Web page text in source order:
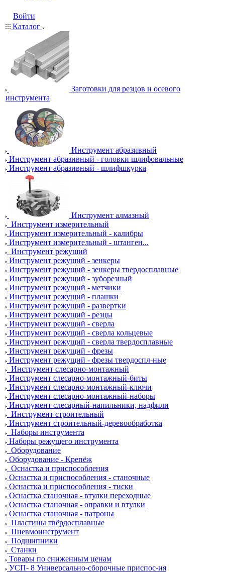
Войти
Каталог
Заготовки для резцов и осевого
инструмента
Инструмент абразивный
Инструмент абразивный - головки шлифовальные
Инструмент абразивный - шлифшкурка
Инструмент алмазный
Инструмент измерительный
Инструмент измерительный - калибры
Инструмент измерительный - штанген...
Инструмент режущий
Инструмент режущий - зенкеры
Инструмент режущий - зенкеры твердосплавные
Инструмент режущий - зуборезный
Инструмент режущий - метчики
Инструмент режущий - плашки
Инструмент режущий - развертки
Инструмент режущий - резцы
Инструмент режущий - сверла
Инструмент режущий - сверла кольцевые
Инструмент режущий - сверла твердосплавные
Инструмент режущий - фрезы
Инструмент режущий - фрезы твердоспл-ные
Инструмент слесарно-монтажный
Инструмент слесарно-монтажный-биты
Инструмент слесарно-монтажный-ключи
Инструмент слесарно-монтажный-наборы
Инструмент слесарный-напильники, надфили
Инструмент строительный
Инструмент строительный-деревообработка
Наборы инструмента
Наборы режущего инструмента
Оборудование
Оборудование - Крепёж
Оснастка и приспособления
Оснастка и приспособления - станочные
Оснастка и приспособления - тиски
Оснастка станочная - втулки переходные
Оснастка станочная - оправки и втулки
Оснастка станочная - патроны
Пластины твёрдосплавные
Пневмоинструмент
Подшипники
Станки
Товары по сниженным ценам
УСП- 8 Универсально-сборочные приспос-ия